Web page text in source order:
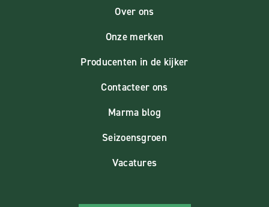
Over ons
Onze merken
Producenten in de kijker
Contacteer ons
Marma blog
Seizoensgroen
Vacatures